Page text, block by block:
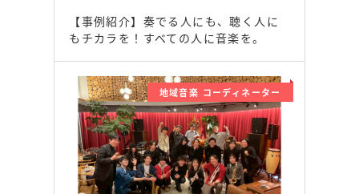
【事例紹介】奏でる人にも、聴く人に
もチカラを！すべての人に音楽を。
地域音楽 コーディネーター